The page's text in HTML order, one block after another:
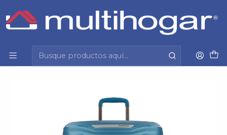
Inicio
Maleta
Maleta Unisex L Titanium Spinner 78